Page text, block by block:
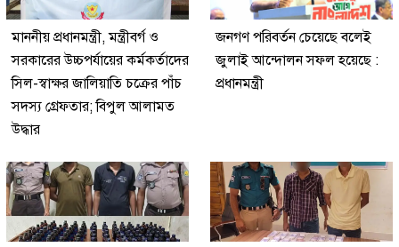
মাননীয় প্রধানমন্ত্রী, মন্ত্রীবর্গ ও
সরকারের উচ্চপর্যায়ের কর্মকর্তাদের
সিল-স্বাক্ষর জালিয়াতি চক্রের পাঁচ
সদস্য গ্রেফতার; বিপুল আলামত
উদ্ধার
জনগণ পরিবর্তন চেয়েছে বলেই
জুলাই আন্দোলন সফল হয়েছে :
প্রধানমন্ত্রী